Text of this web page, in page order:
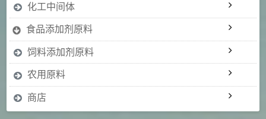
化工中间体
食品添加剂原料
饲料添加剂原料
农用原料
商店